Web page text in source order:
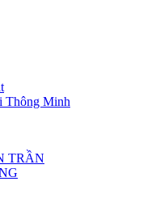
Thông Minh
TRẦN